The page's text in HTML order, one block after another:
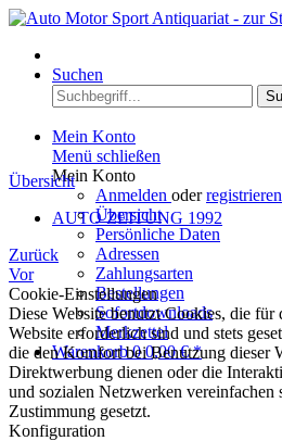
Suchen
Mein Konto
Menü schließen
Mein Konto
Anmelden oderregistrieren
Übersicht
Persönliche Daten
Adressen
Zahlungsarten
Bestellungen
Sofortdownloads
Merkzettel
Warenkorb0 0,00 € *
Übersicht
AUTO ZEITUNG 1992
Zurück
Vor
Cookie-Einstellungen
Diese Website benutzt Cookies, die für
Website erforderlich sind und stets
die den Komfort bei Benutzung dieser
Direktwerbung dienen oder die
und sozialen Netzwerken
Zustimmung gesetzt.
Konfiguration